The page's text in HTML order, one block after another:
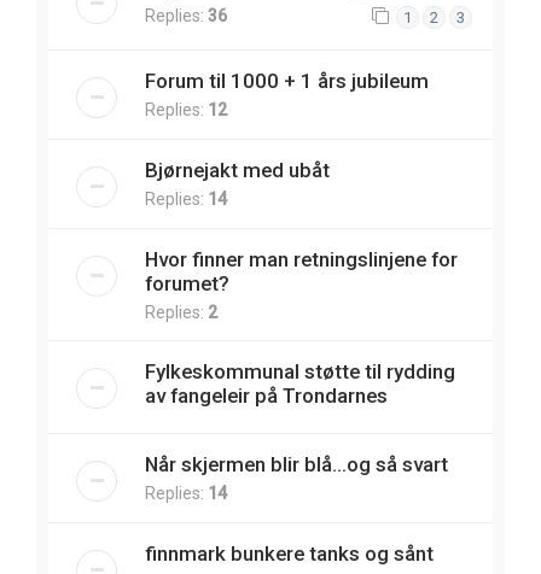
Replies: 36 1 2 3
Forum til 1000 + 1 års jubileum
Replies: 12
Bjørnejakt med ubåt
Replies: 14
Hvor finner man retningslinjene for
forumet?
Replies: 2
Fylkeskommunal støtte til rydding
av fangeleir på Trondarnes
Når skjermen blir blå...og så svart
Replies: 14
finnmark bunkere tanks og sånt